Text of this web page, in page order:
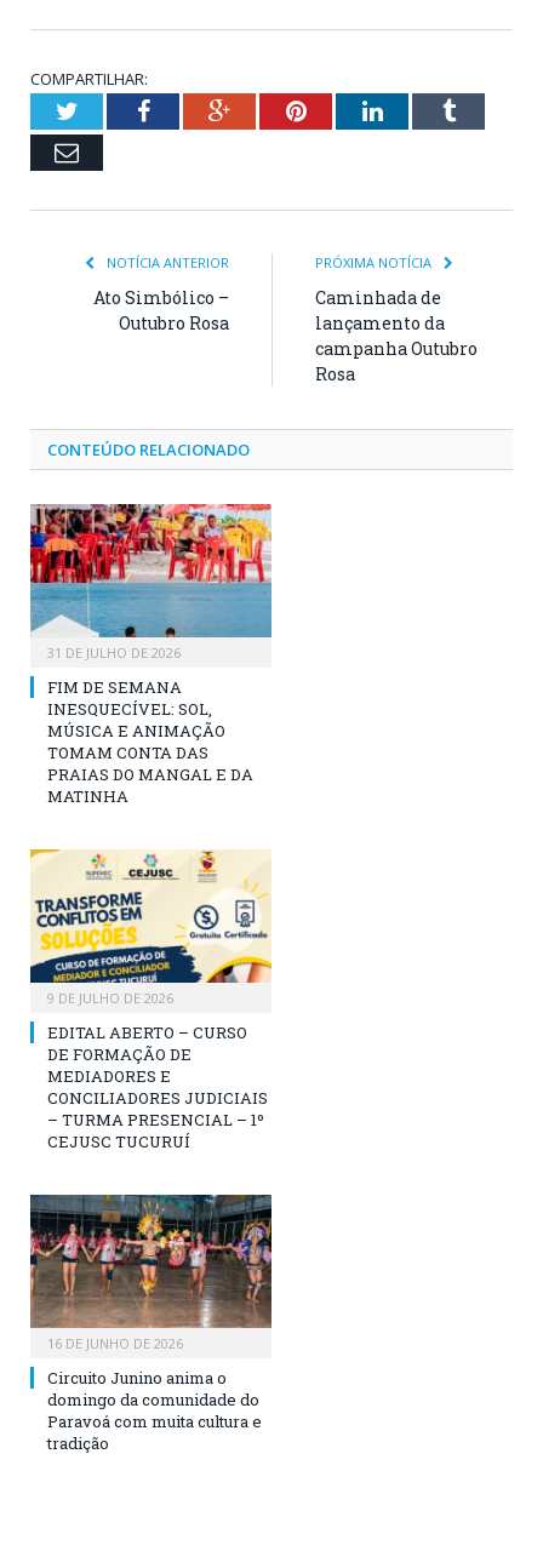
COMPARTILHAR:
TwitterFacebookGoogle+PinterestLinkedInTumblr
Email
NOTÍCIA ANTERIOR
Ato Simbólico –
Outubro Rosa
PRÓXIMA NOTÍCIA
Caminhada de
lançamento da
campanha Outubro
Rosa
CONTEÚDO RELACIONADO
31 DE JULHO DE 2026
FIM DE SEMANA
INESQUECÍVEL: SOL,
MÚSICA E ANIMAÇÃO
TOMAM CONTA DAS
PRAIAS DO MANGAL E DA
MATINHA
9 DE JULHO DE 2026
EDITAL ABERTO – CURSO
DE FORMAÇÃO DE
MEDIADORES E
CONCILIADORES JUDICIAIS
– TURMA PRESENCIAL – 1º
CEJUSC TUCURUÍ
16 DE JUNHO DE 2026
Circuito Junino anima o
domingo da comunidade do
Paravoá com muita cultura e
tradição